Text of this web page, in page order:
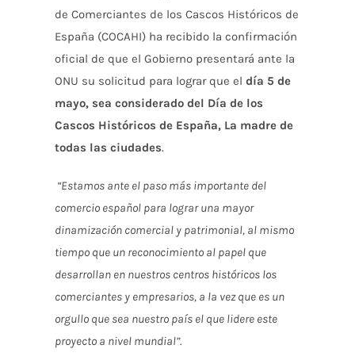
de Comerciantes de los Cascos Históricos de
España (COCAHI) ha recibido la confirmación
oficial de que el Gobierno presentará ante la
ONU su solicitud para lograr que el día 5 de
mayo, sea considerado del Día de los
Cascos Históricos de España, La madre de
todas las ciudades.
“Estamos ante el paso más importante del
comercio español para lograr una mayor
dinamización comercial y patrimonial, al mismo
tiempo que un reconocimiento al papel que
desarrollan en nuestros centros históricos los
comerciantes y empresarios, a la vez que es un
orgullo que sea nuestro país el que lidere este
proyecto a nivel mundial”.